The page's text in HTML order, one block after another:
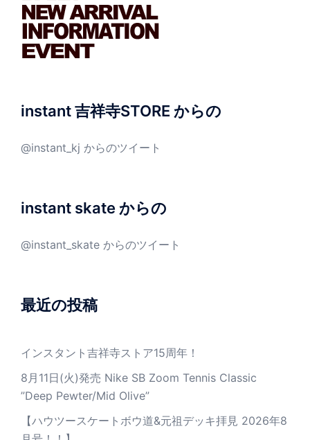
instant 吉祥寺STORE からの
@instant_kj からのツイート
instant skate からの
@instant_skate からのツイート
最近の投稿
インスタント吉祥寺ストア15周年！
8月11日(火)発売 Nike SB Zoom Tennis Classic
”Deep Pewter/Mid Olive”
【ハウツースケートボウ道&元祖デッキ拝見 2026年8